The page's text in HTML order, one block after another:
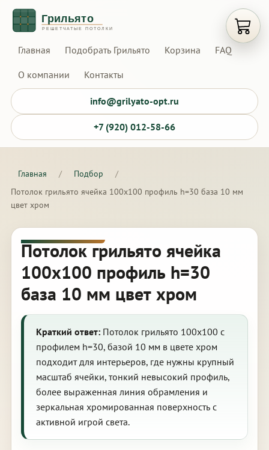
Главная Подобрать Грильято Корзина FAQ
О компании Контакты
info@grilyato-opt.ru
+7 (920) 012-58-66
Главная / Подбор
/
Потолок грильято ячейка 100х100 профиль h=30 база 10 мм
цвет хром
Потолок грильято ячейка
100х100 профиль h=30
база 10 мм цвет хром
Краткий ответ:Потолок грильято 100х100 с
профилем h=30, базой 10 мм в цвете хром
подходит для интерьеров, где нужны крупный
масштаб ячейки, тонкий невысокий профиль,
более выраженная линия обрамления и
зеркальная хромированная поверхность с
активной игрой света.